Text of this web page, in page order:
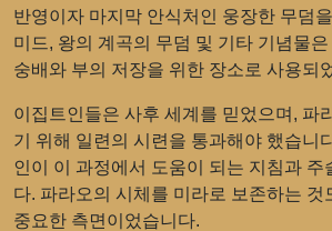
반영이자 마지막 안식처인 웅장한 무덤
미드, 왕의 계곡의 무덤 및 기타 기념물
숭배와 부의 저장을 위한 장소로 사용되
이집트인들은 사후 세계를 믿었으며, 파
기 위해 일련의 시련을 통과해야 했습니
인이 이 과정에서 도움이 되는 지침과 주
다. 파라오의 시체를 미라로 보존하는 것
중요한 측면이었습니다.